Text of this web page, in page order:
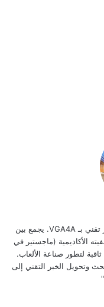
"صحفي متخصص في الإعلام الإلكتروني ومحرر تقني بـ VGA4A. يجمع بين
الأكاديمية (ماجستير في
لتطور صناعة الألعاب.
وتحويل الخبر التقني إلى